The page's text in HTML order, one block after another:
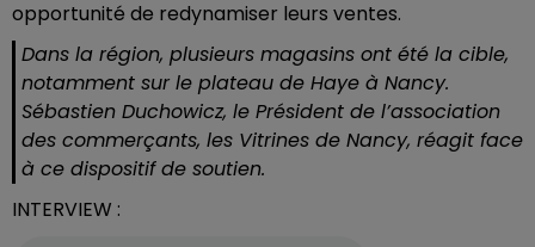
opportunité de redynamiser leurs ventes.
Dans la région, plusieurs magasins ont été la cible,
notamment sur le plateau de Haye à Nancy.
Sébastien Duchowicz, le Président de l’association
des commerçants, les Vitrines de Nancy, réagit face
à ce dispositif de soutien.
INTERVIEW :